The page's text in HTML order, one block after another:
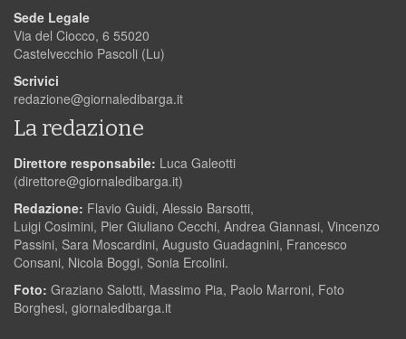
Sede Legale
Via del Ciocco, 6 55020
Castelvecchio Pascoli (Lu)
Scrivici
redazione@giornaledibarga.it
La redazione
Direttore responsabile: Luca Galeotti
(direttore@giornaledibarga.it)
Redazione: Flavio Guidi, Alessio Barsotti,
Luigi Cosimini, Pier Giuliano Cecchi, Andrea Giannasi, Vincenzo
Passini, Sara Moscardini, Augusto Guadagnini, Francesco
Consani, Nicola Boggi, Sonia Ercolini.
Foto: Graziano Salotti, Massimo Pia, Paolo Marroni, Foto
Borghesi, giornaledibarga.it